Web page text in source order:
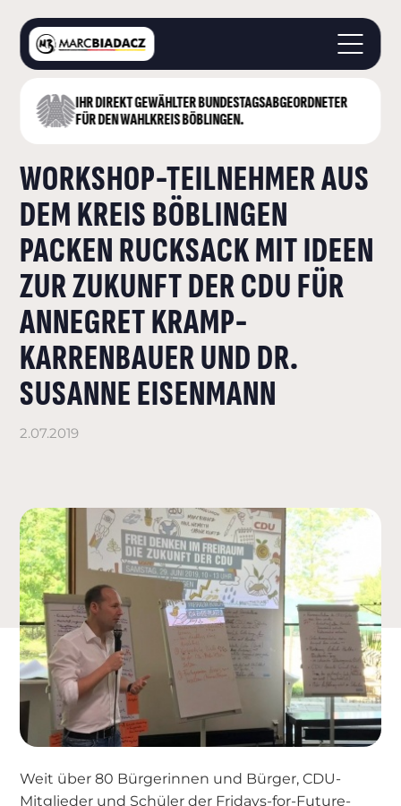
IHR DIREKT GEWÄHLTER BUNDESTAGS­ABGEORDNETER
FÜR DEN WAHLKREIS BÖBLINGEN.
STARTSEITE
LANDKREIS BÖBLINGEN
DEUTSCHER BUNDESTAG
AKTUELLES
KONTAKT
WORKSHOP-TEILNEHMER AUS
DEM KREIS BÖBLINGEN
PACKEN RUCKSACK MIT IDEEN
ZUR ZUKUNFT DER CDU FÜR
ANNEGRET KRAMP-
KARRENBAUER UND DR.
SUSANNE EISENMANN
2.07.2019
Weit über 80 Bürgerinnen und Bürger, CDU-
Mitglieder und Schüler der Fridays-for-Future-